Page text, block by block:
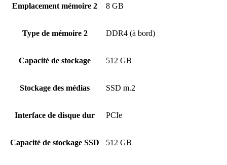
Emplacement mémoire 2 8 GB
Type de mémoire 2 DDR4 (à bord)
Capacité de stockage 512 GB
Stockage des médias SSD m.2
Interface de disque dur PCIe
Capacité de stockage SSD 512 GB